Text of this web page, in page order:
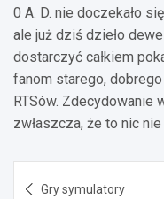
0 A. D. nie doczekało
ale już dziś dzieło
dostarczyć całkiem
fanom starego,
RTSów. Zdecydowanie
zwłaszcza, że to nic
Gry symulatory